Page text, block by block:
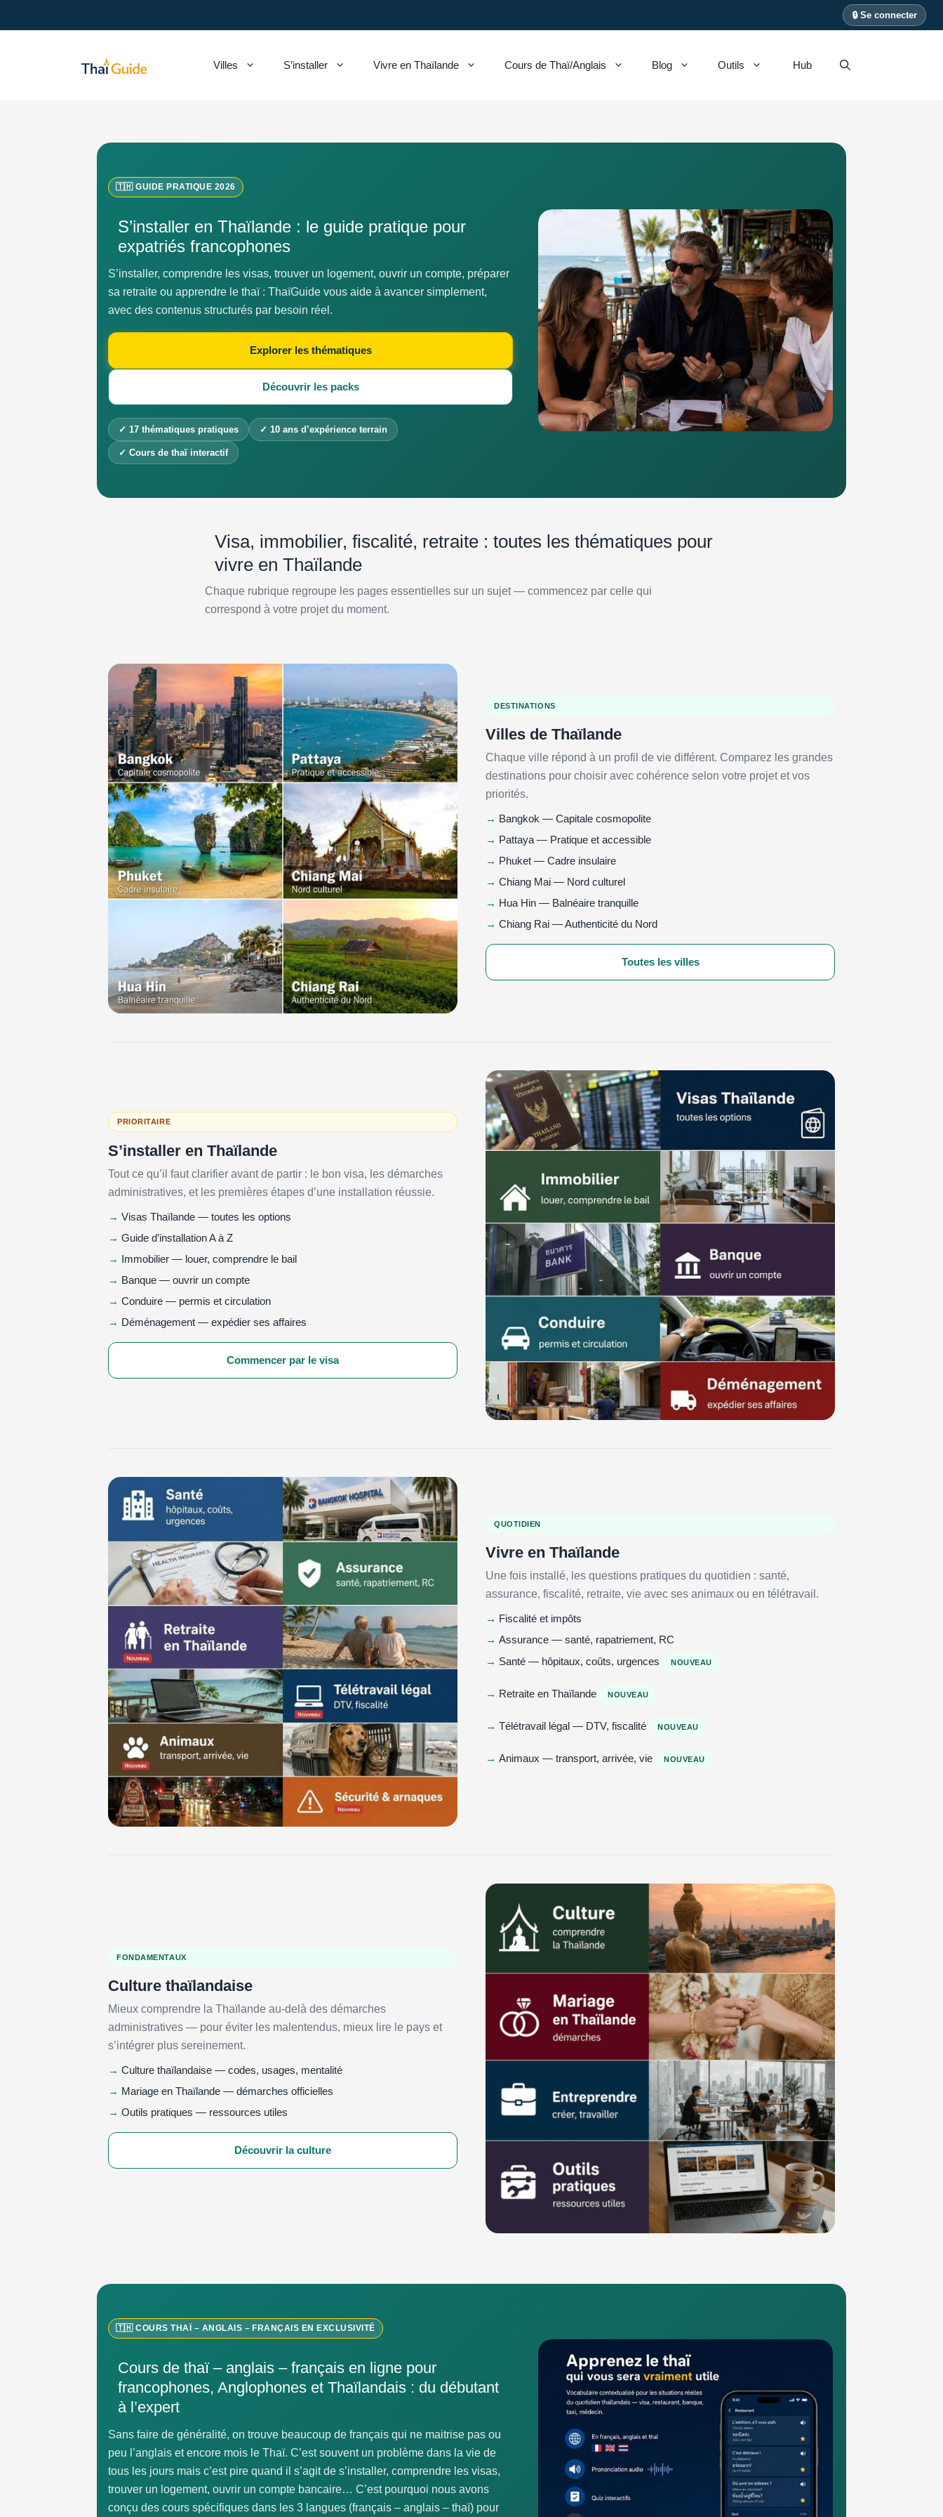
au
🔒 Se connecter
Villes S’installer Vivre en Thaïlande Cours de Thaï/Anglais Blog Outils Hub
🇹🇭 GUIDE PRATIQUE 2026
S’installer en Thaïlande : le guide pratique pour
expatriés francophones
S’installer, comprendre les visas, trouver un logement, ouvrir un compte, préparer
sa retraite ou apprendre le thaï : ThaïGuide vous aide à avancer simplement,
avec des contenus structurés par besoin réel.
Explorer les thématiques
Découvrir les packs
✓ 17 thématiques pratiques ✓ 10 ans d’expérience terrain
✓ Cours de thaï interactif
Visa, immobilier, fiscalité, retraite : toutes les thématiques pour
vivre en Thaïlande
Chaque rubrique regroupe les pages essentielles sur un sujet — commencez par celle qui
correspond à votre projet du moment.
DESTINATIONS
Villes de Thaïlande
Chaque ville répond à un profil de vie différent. Comparez les grandes
destinations pour choisir avec cohérence selon votre projet et vos
priorités.
Bangkok — Capitale cosmopolite
Pattaya — Pratique et accessible
Phuket — Cadre insulaire
Chiang Mai — Nord culturel
Hua Hin — Balnéaire tranquille
Chiang Rai — Authenticité du Nord
Toutes les villes
PRIORITAIRE
S’installer en Thaïlande
Tout ce qu’il faut clarifier avant de partir : le bon visa, les démarches
administratives, et les premières étapes d’une installation réussie.
Visas Thaïlande — toutes les options
Guide d’installation A à Z
Immobilier — louer, comprendre le bail
Banque — ouvrir un compte
Conduire — permis et circulation
Déménagement — expédier ses affaires
Commencer par le visa
QUOTIDIEN
Vivre en Thaïlande
Une fois installé, les questions pratiques du quotidien : santé,
assurance, fiscalité, retraite, vie avec ses animaux ou en télétravail.
Fiscalité et impôts
Assurance — santé, rapatriement, RC
Santé — hôpitaux, coûts, urgences
NOUVEAU
Retraite en Thaïlande NOUVEAU
Télétravail légal — DTV, fiscalité NOUVEAU
Animaux — transport, arrivée, vie NOUVEAU
FONDAMENTAUX
Culture thaïlandaise
Mieux comprendre la Thaïlande au-delà des démarches
administratives — pour éviter les malentendus, mieux lire le pays et
s’intégrer plus sereinement.
Culture thaïlandaise — codes, usages, mentalité
Mariage en Thaïlande — démarches officielles
Outils pratiques — ressources utiles
Découvrir la culture
🇹🇭 COURS THAÏ – ANGLAIS – FRANÇAIS EN EXCLUSIVITÉ
Cours de thaï – anglais – français en ligne pour
francophones, Anglophones et Thaïlandais : du débutant
à l’expert
Sans faire de généralité, on trouve beaucoup de français qui ne maitrise pas ou
peu l’anglais et encore mois le Thaï. C’est souvent un problème dans la vie de
tous les jours mais c’est pire quand il s’agit de s’installer, comprendre les visas,
trouver un logement, ouvrir un compte bancaire… C’est pourquoi nous avons
conçu des cours spécifiques dans les 3 langues (français – anglais – thaï) pour